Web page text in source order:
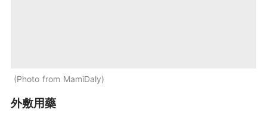
Photo from MamiDaly
外敷用藥